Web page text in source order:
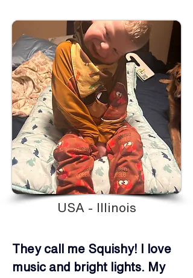
USA - Illinois
They call me Squishy! I love
music and bright lights. My